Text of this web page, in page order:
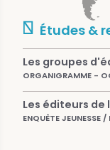
Études &
Les groupes
ORGANIGRAMME -
Les éditeurs de
ENQUÊTE JEUNESSE